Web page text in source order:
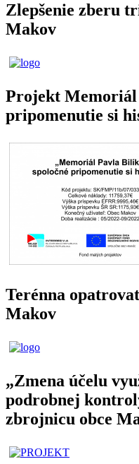
Zlepšenie zberu
Makov
Projekt Memoriál
pripomenutie si
Terénna
Makov
„Zmena účelu
podrobnej
zbrojnicu obce